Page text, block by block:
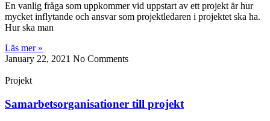
En vanlig fråga som uppkommer vid uppstart av ett projekt är hur
mycket inflytande och ansvar som projektledaren i projektet ska ha.
Hur ska man
Läs mer »
January 22, 2021 No Comments
Projekt
Samarbetsorganisationer till projekt